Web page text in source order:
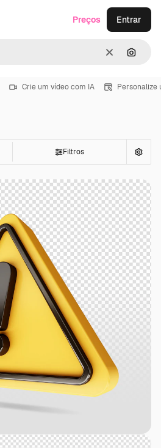
Limpar
Preços Entrar
Crie um vídeo com IA Personalize
Filtros